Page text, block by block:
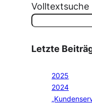
Volltextsuche
Letzte
2025
2024